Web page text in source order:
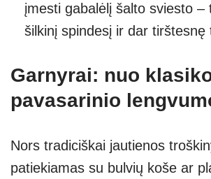
įmesti gabalėlį šalto sviesto –
šilkinį spindesį ir dar tirštesnę
Garnyrai: nuo
pavasarinio
Nors tradiciškai jautienos
patiekiamas su bulvių koše ar